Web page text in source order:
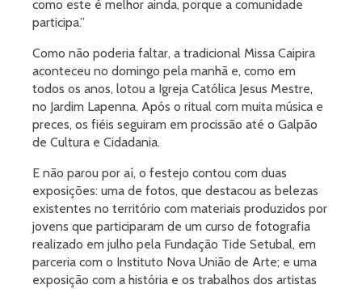
como este é melhor ainda, porque a comunidade
participa.”
Como não poderia faltar, a tradicional Missa Caipira
aconteceu no domingo pela manhã e, como em
todos os anos, lotou a Igreja Católica Jesus Mestre,
no Jardim Lapenna. Após o ritual com muita música e
preces, os fiéis seguiram em procissão até o Galpão
de Cultura e Cidadania.
E não parou por aí, o festejo contou com duas
exposições: uma de fotos, que destacou as belezas
existentes no território com materiais produzidos por
jovens que participaram de um curso de fotografia
realizado em julho pela Fundação Tide Setubal, em
parceria com o Instituto Nova União de Arte; e uma
exposição com a história e os trabalhos dos artistas